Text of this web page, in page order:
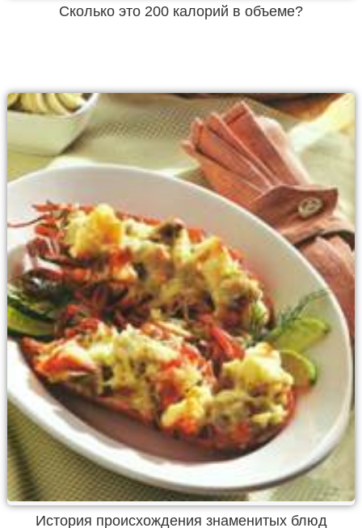
Cколько это 200 калорий в объеме?
История происхождения знаменитых блюд